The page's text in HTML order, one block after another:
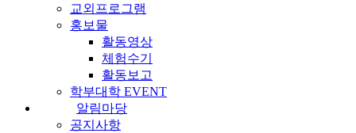
교외프로그램
홍보물
활동영상
체험수기
활동보고
학부대학 EVENT
알림마당
공지사항